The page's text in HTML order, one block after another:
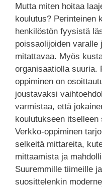
Mutta miten hoitaa
koulutus? Perinteinen
henkilöstön fyysistä
poissaolijoiden
mitattavaa. Myös
organisaatiolla suuria.
oppiminen on
joustavaksi
varmistaa, että
koulutukseen itselleen
Verkko-oppiminen
selkeitä mittareita,
mittaamista ja
Suuremmille tiimeille
suosittelenkin